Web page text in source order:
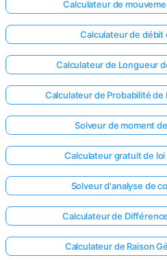
Calculateur de
Calculateur de débit
Calculateur de Longueur
Calculateur de Probabilité de
Solveur de moment
Calculateur gratuit de
Solveur d'analyse de
Calculateur de
Calculateur de Raison